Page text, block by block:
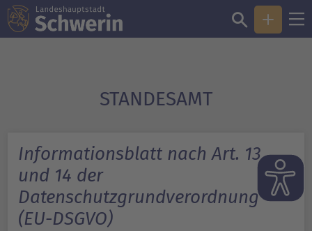
STANDESAMT
Informationsblatt nach Art. 13
und 14 der
Datenschutzgrundverordnung
(EU-DSGVO)